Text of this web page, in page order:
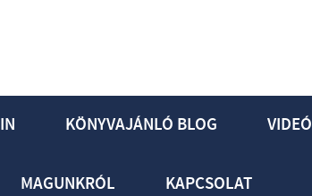
KÖNYVAJÁNLÓ BLOG VIDEÓ
MAGUNKRÓL KAPCSOLAT